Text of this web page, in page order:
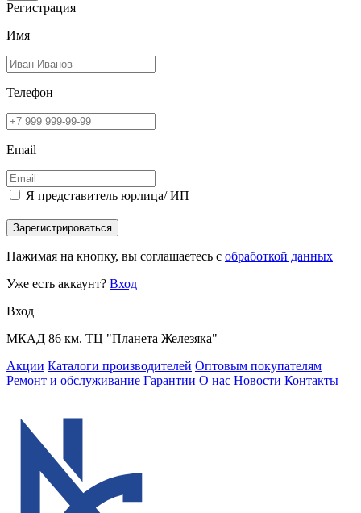
Регистрация
Имя
Телефон
Email
Я представитель юрлица/ ИП
Зарегистрироваться
Нажимая на кнопку, вы соглашаетесь с обработкой данных
Уже есть аккаунт? Вход
Вход
МКАД 86 км. ТЦ "Планета Железяка"
Акции Каталоги производителей Оптовым покупателям
Ремонт и обслуживание Гарантии О нас Новости Контакты